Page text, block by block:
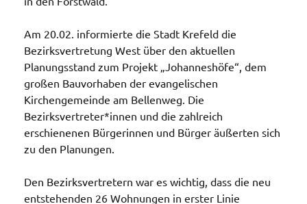
Am 20.02. informierte die Stadt Krefeld die
Bezirksvertretung West über den aktuellen
Planungsstand zum Projekt „Johanneshöfe“, dem
großen Bauvorhaben der evangelischen
Kirchengemeinde am Bellenweg. Die
Bezirksvertreter*innen und die zahlreich
erschienenen Bürgerinnen und Bürger äußerten sich
zu den Planungen.
Den Bezirksvertretern war es wichtig, dass die neu
entstehenden 26 Wohnungen in erster Linie